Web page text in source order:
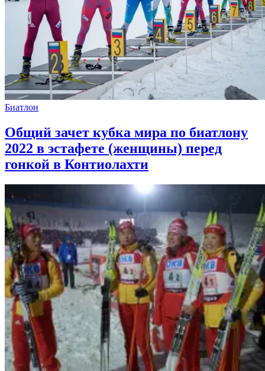
Биатлон
Общий зачет кубка мира по биатлону
2022 в эстафете (женщины) перед
гонкой в Контиолахти